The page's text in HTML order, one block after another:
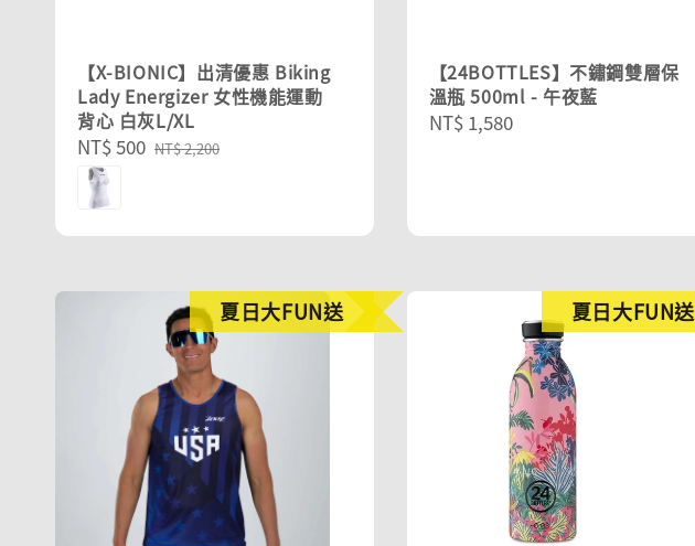
【X-BIONIC】出清優惠 Biking
Lady Energizer 女性機能運動
背心 白灰L/XL
Sale
price
NT$ 500 Regular
NT$ 2,200
【24BOTTLES】不鏽鋼雙層保
溫瓶 500ml - 午夜藍
Regular
NT$ 1,580
夏日大FUN送 夏日大FUN送